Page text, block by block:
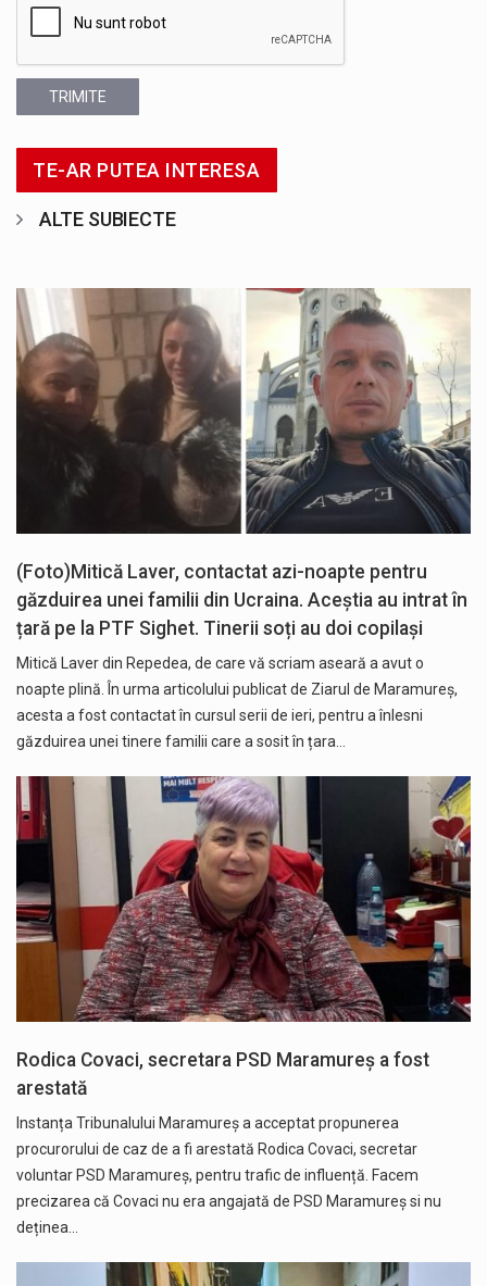
TRIMITE
TE-AR PUTEA INTERESA
ALTE SUBIECTE
(Foto)Mitică Laver, contactat azi-noapte pentru
găzduirea unei familii din Ucraina. Aceștia au intrat în
țară pe la PTF Sighet. Tinerii soți au doi copilași
Mitică Laver din Repedea, de care vă scriam aseară a avut o
noapte plină. În urma articolului publicat de Ziarul de Maramureș,
acesta a fost contactat în cursul serii de ieri, pentru a înlesni
găzduirea unei tinere familii care a sosit în țara…
Rodica Covaci, secretara PSD Maramureș a fost
arestată
Instanța Tribunalului Maramureș a acceptat propunerea
procurorului de caz de a fi arestată Rodica Covaci, secretar
voluntar PSD Maramureș, pentru trafic de influență. Facem
precizarea că Covaci nu era angajată de PSD Maramureș si nu
deținea…